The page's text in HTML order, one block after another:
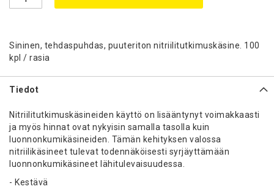
Sininen, tehdaspuhdas, puuteriton nitriilitutkimuskäsine. 100
kpl / rasia
Tiedot
Nitriilitutkimuskäsineiden käyttö on lisääntynyt voimakkaasti
ja myös hinnat ovat nykyisin samalla tasolla kuin
luonnonkumikäsineiden. Tämän kehityksen valossa
nitriilikäsineet tulevat todennäköisesti syrjäyttämään
luonnonkumikäsineet lähitulevaisuudessa.
- Kestävä